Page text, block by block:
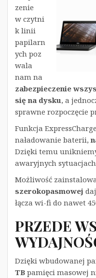
zenie
w czytni
k linii
papilarn
ych poz
wala
nam na
zabezpieczenie
się na dysku, a
sprawne rozpoczęcie
Funkcja
naładowanie baterii,
Dzięki temu
awaryjnych
Możliwość
szerokopasmowej
łącza wi-fi do nawet
PRZEDE
Dzięki wbudowanej
TB pamięci masowej